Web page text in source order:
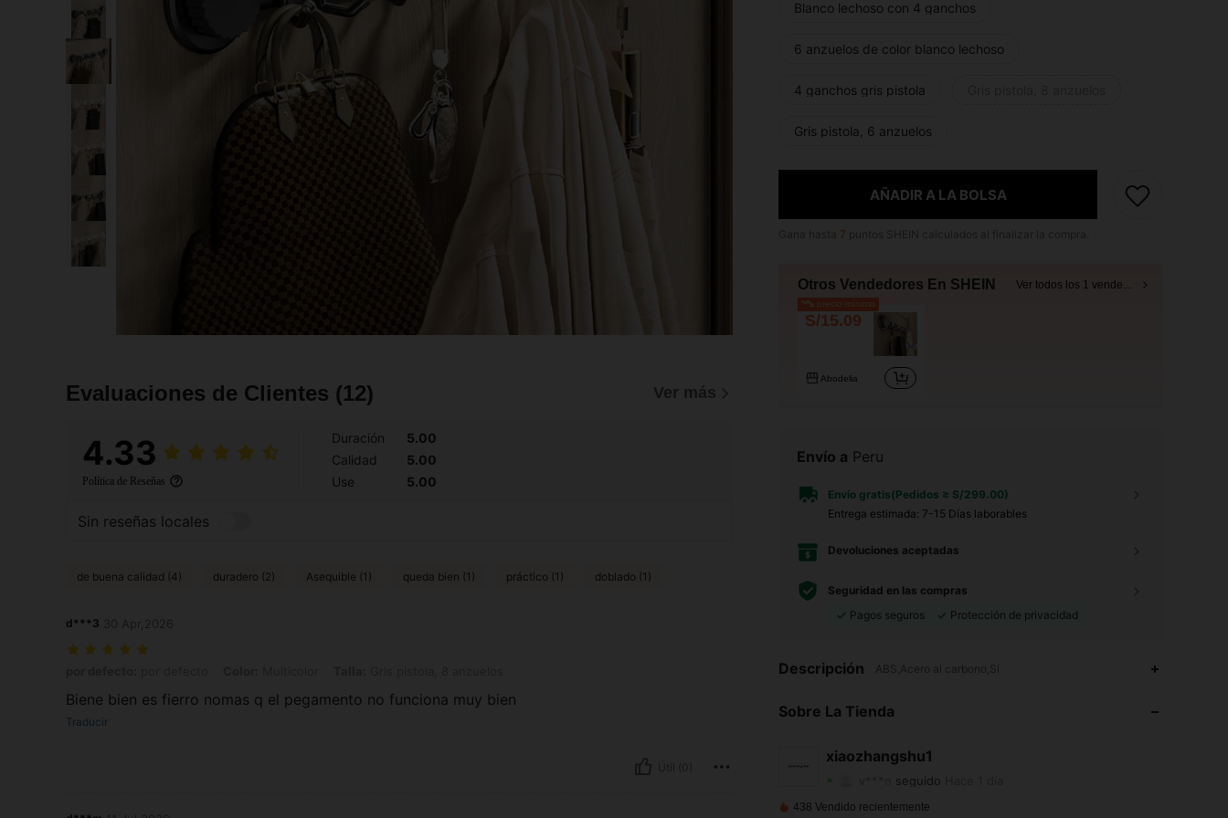
Evaluaciones de Clientes (12) Ver más
4.33
Política de Reseñas
Duración
5.00
Calidad
5.00
Use
5.00
Sin reseñas locales
de buena calidad (4) duradero (2) Asequible (1) queda bien (1) práctico (1) doblado (1)
d***3
Biene bien es fierro nomas q el pegamento no funciona muy bien
Traducir
Blanco lechoso con 4 ganchos
6 anzuelos de color blanco lechoso
4 ganchos gris pistola
Gris pistola, 6 anzuelos
AÑADIR A LA BOLSA
7
Otros Vendedores En SHEIN Ver todos los 1 vendedores
S/15.09
Abodelia
Envío a Peru
Envío gratis(Pedidos ≥ S/299.00)
Entrega estimada: 7-15 Días laborables
Devoluciones aceptadas
Seguridad en las compras
Pagos seguros
Protección de privacidad
Descripción ABS,Acero al carbono,Sí
Sobre La Tienda
xiaozhangshu1
4.25
4.25
4.25
seguido
Calificación 11
438 Vendido recientemente